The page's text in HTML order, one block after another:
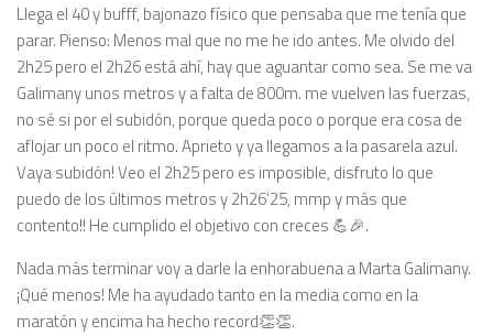
Llega el 40 y bufff, bajonazo físico que pensaba que me tenía que
parar. Pienso: Menos mal que no me he ido antes. Me olvido del
2h25 pero el 2h26 está ahí, hay que aguantar como sea. Se me va
Galimany unos metros y a falta de 800m. me vuelven las fuerzas,
no sé si por el subidón, porque queda poco o porque era cosa de
aflojar un poco el ritmo. Aprieto y ya llegamos a la pasarela azul.
Vaya subidón! Veo el 2h25 pero es imposible, disfruto lo que
puedo de los últimos metros y 2h26’25, mmp y más que
contento!! He cumplido el objetivo con creces 💪🎉.
Nada más terminar voy a darle la enhorabuena a Marta Galimany.
¡Qué menos! Me ha ayudado tanto en la media como en la
maratón y encima ha hecho record👏👏.